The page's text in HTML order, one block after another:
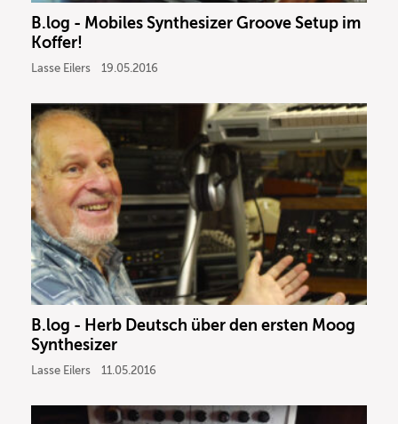
B.log - Mobiles Synthesizer Groove Setup im
Koffer!
Lasse Eilers 19.05.2016
B.log - Herb Deutsch über den ersten Moog
Synthesizer
Lasse Eilers 11.05.2016